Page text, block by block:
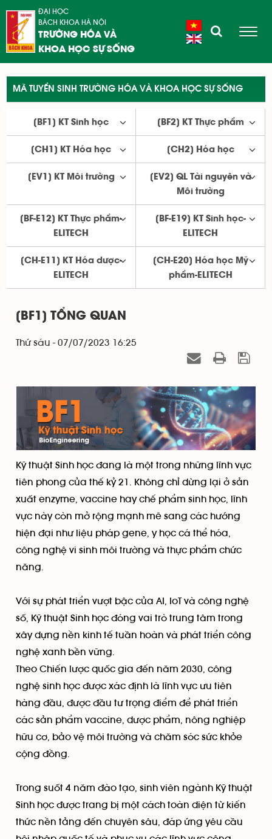
ĐẠI HỌC
BÁCH KHOA HÀ NỘI
TRƯỜNG HÓA VÀ
KHOA HỌC SỰ SỐNG
MÃ TUYỂN SINH TRƯỜNG HÓA VÀ KHOA HỌC SỰ SỐNG
[BF1] KT Sinh học [BF2] KT Thực phẩm
[CH1] KT Hóa học [CH2] Hóa học
[EV1] KT Môi trường
[EV2] QL Tài nguyên và
Môi trường
[BF-E12] KT Thực phẩm-
ELITECH
[BF-E19] KT Sinh học-
ELITECH
[CH-E11] KT Hóa dược-
ELITECH
[CH-E20] Hóa học Mỹ
phẩm-ELITECH
[BF1] TỔNG QUAN
Thứ sáu - 07/07/2023 16:25
Kỹ thuật Sinh học đang là một trong những lĩnh vực
tiên phong của thế kỷ 21. Không chỉ dừng lại ở sản
xuất enzyme, vaccine hay chế phẩm sinh học, lĩnh
vực này còn mở rộng mạnh mẽ sang các hướng
hiện đại như liệu pháp gene, y học cá thể hóa,
công nghệ vi sinh môi trường và thực phẩm chức
năng.
Với sự phát triển vượt bậc của AI, IoT và công nghệ
số, Kỹ thuật Sinh học đóng vai trò trung tâm trong
xây dựng nền kinh tế tuần hoàn và phát triển công
nghệ xanh bền vững.
Theo Chiến lược quốc gia đến năm 2030, công
nghệ sinh học được xác định là lĩnh vực ưu tiên
hàng đầu, được đầu tư trọng điểm để phát triển
các sản phẩm vaccine, dược phẩm, nông nghiệp
hữu cơ, bảo vệ môi trường và chăm sóc sức khỏe
cộng đồng.
Trong suốt 4 năm đào tạo, sinh viên ngành Kỹ thuật
Sinh học được trang bị một cách toàn diện từ kiến
thức nền tảng đến chuyên sâu, đáp ứng yêu cầu